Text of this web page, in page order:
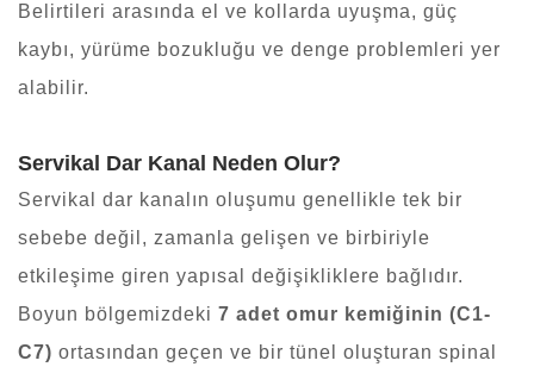
Belirtileri arasında el ve kollarda uyuşma, güç
kaybı, yürüme bozukluğu ve denge problemleri yer
alabilir.
Servikal Dar Kanal Neden Olur?
Servikal dar kanalın oluşumu genellikle tek bir
sebebe değil, zamanla gelişen ve birbiriyle
etkileşime giren yapısal değişikliklere bağlıdır.
Boyun bölgemizdeki 7 adet omur kemiğinin (C1-
C7) ortasından geçen ve bir tünel oluşturan spinal